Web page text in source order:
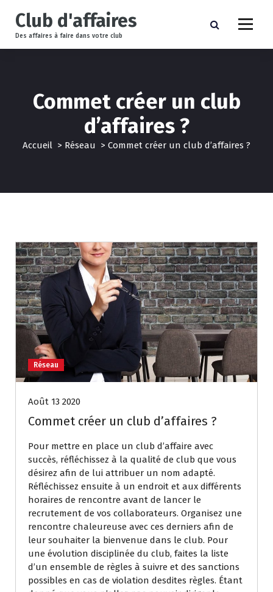
e
Club d'affaires
Des affaires à faire dans votre club
Commet créer un club
d’affaires ?
Accueil > Réseau > Commet créer un club d’affaires ?
Réseau
Août 13 2020
Commet créer un club d’affaires ?
Pour mettre en place un club d’affaire avec
succès, réfléchissez à la qualité de club que vous
désirez afin de lui attribuer un nom adapté.
Réfléchissez ensuite à un endroit et aux différents
horaires de rencontre avant de lancer le
recrutement de vos collaborateurs. Organisez une
rencontre chaleureuse avec ces derniers afin de
leur souhaiter la bienvenue dans le club. Pour
une évolution disciplinée du club, faites la liste
d’un ensemble de règles à suivre et des sanctions
possibles en cas de violation desdites règles. Étant